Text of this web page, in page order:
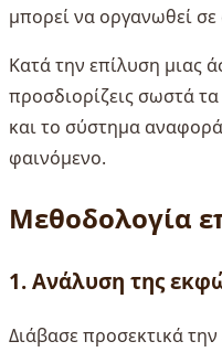
μπορεί να οργανωθεί
Κατά την επίλυση μιας
προσδιορίζεις σωστά
και το σύστημα
φαινόμενο.
Μεθοδολογία
1. Ανάλυση της
Διάβασε προσεκτικά